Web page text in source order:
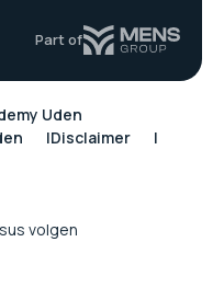
Part of
Uden
Disclaimer
volgen